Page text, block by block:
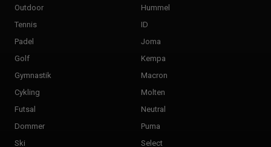
Outdoor
Tennis
Padel
Golf
Gymnastik
Cykling
Futsal
Dommer
Ski
Hummel
ID
Joma
Kempa
Macron
Molten
Neutral
Puma
Select